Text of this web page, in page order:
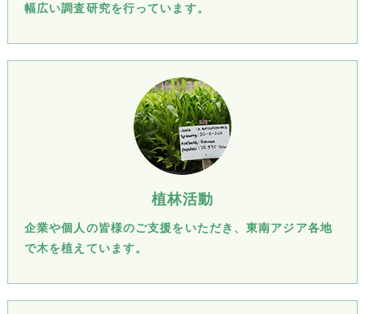
幅広い調査研究を行っています。
植林活動
企業や個人の皆様のご支援をいただき、東南アジア各地
で木を植えています。